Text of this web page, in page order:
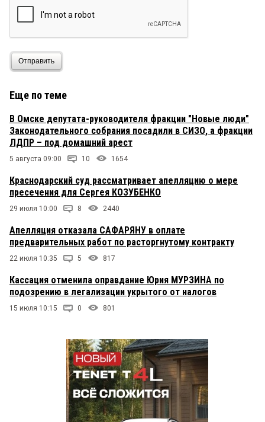
Отправить
Еще по теме
В Омске депутата-руководителя фракции "Новые люди"
Законодательного собрания посадили в СИЗО, а фракции
ЛДПР – под домашний арест
5 августа 09:00 10 1654
Краснодарский суд рассматривает апелляцию о мере
пресечения для Сергея КОЗУБЕНКО
29 июля 10:00 8 2440
Апелляция отказала САФАРЯНУ в оплате
предварительных работ по расторгнутому контракту
22 июля 10:35 5 817
Кассация отменила оправдание Юрия МУРЗИНА по
подозрению в легализации укрытого от налогов
15 июля 10:15 0 801